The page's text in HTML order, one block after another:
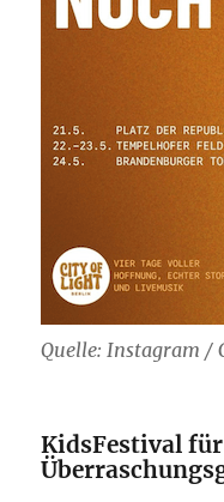
Quelle: Instagram /
KidsFestival